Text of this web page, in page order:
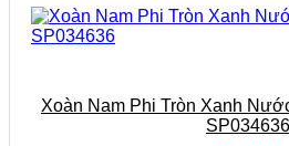
Xoàn Nam Phi Tròn Xanh
SP034636